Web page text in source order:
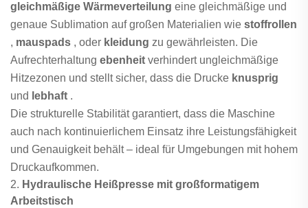
gleichmäßige Wärmeverteilung eine gleichmäßige und
genaue Sublimation auf großen Materialien wie stoffrollen
, mauspads , oder kleidung zu gewährleisten. Die
Aufrechterhaltung ebenheit verhindert ungleichmäßige
Hitzezonen und stellt sicher, dass die Drucke knusprig
und lebhaft .
Die strukturelle Stabilität garantiert, dass die Maschine
auch nach kontinuierlichem Einsatz ihre Leistungsfähigkeit
und Genauigkeit behält – ideal für Umgebungen mit hohem
Druckaufkommen.
2. Hydraulische Heißpresse mit großformatigem
Arbeitstisch